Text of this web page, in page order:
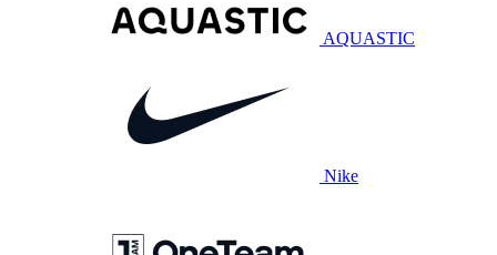
AQUASTIC
Nike